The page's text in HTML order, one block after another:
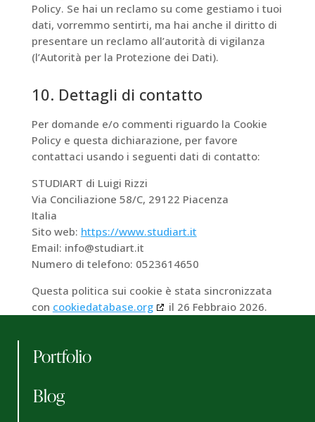
Policy. Se hai un reclamo su come gestiamo i tuoi
dati, vorremmo sentirti, ma hai anche il diritto di
presentare un reclamo all’autorità di vigilanza
(l’Autorità per la Protezione dei Dati).
10. Dettagli di contatto
Per domande e/o commenti riguardo la Cookie
Policy e questa dichiarazione, per favore
contattaci usando i seguenti dati di contatto:
STUDIART di Luigi Rizzi
Via Conciliazione 58/C, 29122 Piacenza
Italia
Sito web: https://www.studiart.it
Email: info@studiart.it
Numero di telefono: 0523614650
Questa politica sui cookie è stata sincronizzata
con cookiedatabase.org il 26 Febbraio 2026.
Portfolio
Blog